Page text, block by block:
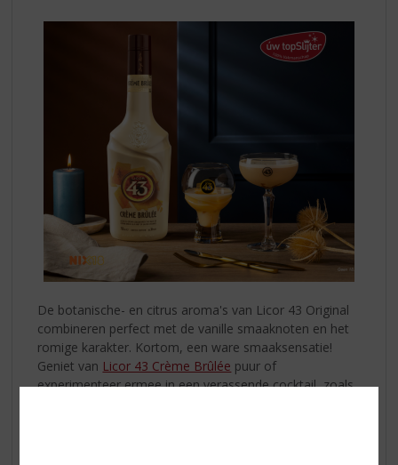
De botanische- en citrus aroma's van Licor 43 Original
combineren perfect met de vanille smaaknoten en het
romige karakter. Kortom, een ware smaaksensatie!
Geniet van Licor 43 Crème Brûlée puur of
experimenteer ermee in een verassende cocktail, zoals